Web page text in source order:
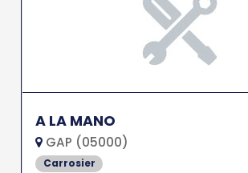
A LA MANO
GAP (05000)
Carrosier